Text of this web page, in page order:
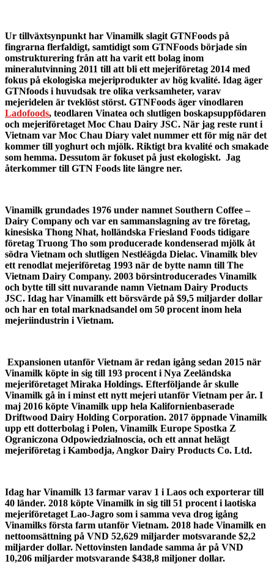
Ur tillväxtsynpunkt har Vinamilk slagit GTNFoods på
fingrarna flerfaldigt, samtidigt som GTNFoods började sin
omstrukturering från att ha varit ett bolag inom
mineralutvinning 2011 till att bli ett mejeriföretag 2014 med
fokus på ekologiska mejeriprodukter av hög kvalité. Idag äger
GTNfoods i huvudsak tre olika verksamheter, varav
mejeridelen är tveklöst störst. GTNFoods äger vinodlaren
Ladofoods, teodlaren Vinatea och slutligen boskapsuppfödaren
och mejeriföretaget Moc Chau Dairy JSC. När jag reste runt i
Vietnam var Moc Chau Diary valet nummer ett för mig när det
kommer till yoghurt och mjölk. Riktigt bra kvalité och smakade
som hemma. Dessutom är fokuset på just ekologiskt. Jag
återkommer till GTN Foods lite längre ner.
Vinamilk grundades 1976 under namnet Southern Coffee –
Dairy Company och var en sammanslagning av tre företag,
kinesiska Thong Nhat, holländska Friesland Foods tidigare
företag Truong Tho som producerade kondenserad mjölk åt
södra Vietnam och slutligen Nestléägda Dielac. Vinamilk blev
ett renodlat mejeriföretag 1993 när de bytte namn till The
Vietnam Dairy Company. 2003 börsintroducerades Vinamilk
och bytte till sitt nuvarande namn Vietnam Dairy Products
JSC. Idag har Vinamilk ett börsvärde på $9,5 miljarder dollar
och har en total marknadsandel om 50 procent inom hela
mejeriindustrin i Vietnam.
Expansionen utanför Vietnam är redan igång sedan 2015 när
Vinamilk köpte in sig till 193 procent i Nya Zeeländska
mejeriföretaget Miraka Holdings. Efterföljande år skulle
Vinamilk gå in i minst ett nytt mejeri utanför Vietnam per år. I
maj 2016 köpte Vinamilk upp hela Kalifornienbaserade
Driftwood Dairy Holding Corporation. 2017 öppnade Vinamilk
upp ett dotterbolag i Polen, Vinamilk Europe Spostka Z
Ograniczona Odpowiedzialnoscia, och ett annat helägt
mejeriföretag i Kambodja, Angkor Dairy Products Co. Ltd.
Idag har Vinamilk 13 farmar varav 1 i Laos och exporterar till
40 länder. 2018 köpte Vinamilk in sig till 51 procent i laotiska
mejeriföretaget Lao-Jagro som i samma veva drog igång
Vinamilks första farm utanför Vietnam. 2018 hade Vinamilk en
nettoomsättning på VND 52,629 miljarder motsvarande $2,2
miljarder dollar. Nettovinsten landade samma år på VND
10,206 miljarder motsvarande $438,8 miljoner dollar.